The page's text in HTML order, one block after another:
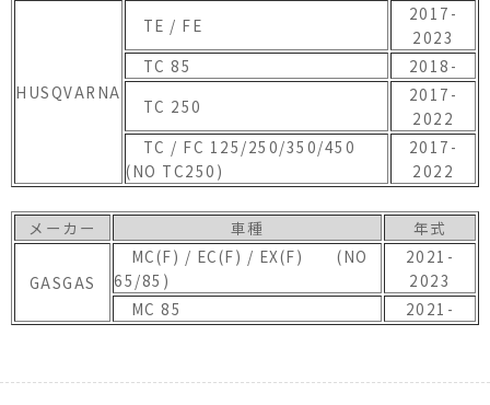
HUSQVARNA
TE / FE
2017-
2023
TC 85
2018-
TC 250
2017-
2022
TC / FC 125/250/350/450
(NO TC250)
2017-
2022
メーカー 車種 年式
GASGAS
MC(F) / EC(F) / EX(F) (NO
65/85)
2021-
2023
MC 85
2021-